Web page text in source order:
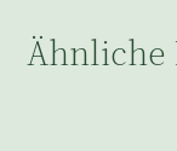
Ähnliche